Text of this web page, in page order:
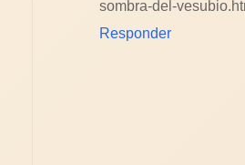
sombra-del-
Responder